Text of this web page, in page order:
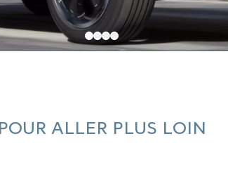
POUR ALLER PLUS LOIN